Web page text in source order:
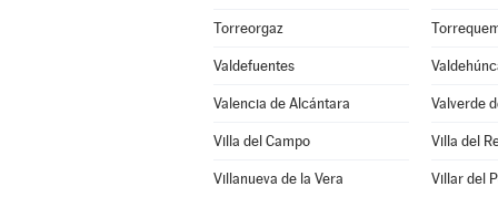
Torreorgaz
Valdefuentes
Valencia de Alcántara Valverde
Villa del Campo Villa del
Villanueva de la Vera Villar del